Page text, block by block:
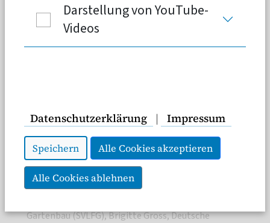
(v.l.n.r.) Simone Borchardt, MdB, Dr. Silke Heinemann,
Bundesministerium für Gesundheit (BMG), Jörg Heinel,
Gartenbau (SVLFG), Brigitte Gross, Deutsche
Darstellung von YouTube-
Videos
Datenschutzerklärung | Impressum
Speichern Alle Cookies akzeptieren
Alle Cookies ablehnen